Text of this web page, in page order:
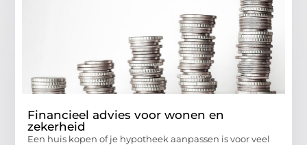
Financieel advies voor wonen en
zekerheid
Een huis kopen of je hypotheek aanpassen is voor veel